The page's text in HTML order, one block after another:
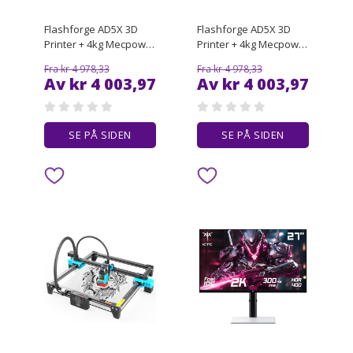
Flashforge AD5X 3D
Printer + 4kg Mecpow
Filament - Red, Blue,
Black, and Yellow
Fra kr 4 978,33
Av kr 4 003,97
SE PÅ SIDEN
Flashforge AD5X 3D
Printer + 4kg Mecpow
Filament -
Black/Transparent
Light Pink/Light
Blue/Smoke Grey
Fra kr 4 978,33
Av kr 4 003,97
SE PÅ SIDEN